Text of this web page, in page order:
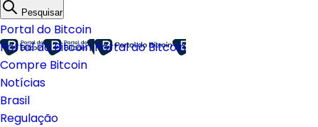
Pesquisar
Portal do Bitcoin
Portal do BitcoinPortal do Bitcoin
Compre Bitcoin
Notícias
Brasil
Regulação